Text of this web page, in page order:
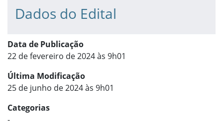
Dados do Edital
Data de Publicação
22 de fevereiro de 2024 às 9h01
Última Modificação
25 de junho de 2024 às 9h01
Categorias
-